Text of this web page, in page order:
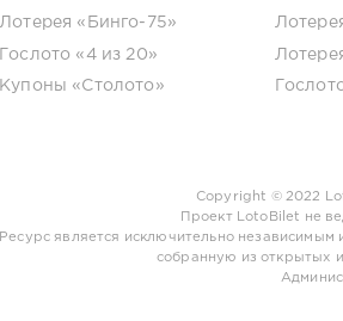
Лотерея «Бинго-75»
Гослото «4 из 20»
Купоны «Столото»
Copyright © 2022
Проект
LotoBilet не
Ресурс является исключительно
собранную из открытых